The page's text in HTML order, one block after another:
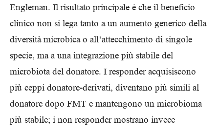
Engleman. Il risultato principale è che il beneficio
clinico non si lega tanto a un aumento generico della
diversità microbica o all’attecchimento di singole
specie, ma a una integrazione più stabile del
microbiota del donatore. I responder acquisiscono
più ceppi donatore-derivati, diventano più simili al
donatore dopo FMT e mantengono un microbioma
più stabile; i non responder mostrano invece